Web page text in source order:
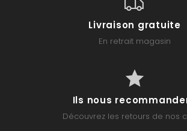
Livraison gratuite
En retrait magasin
Ils nous
Découvrez les retours de nos